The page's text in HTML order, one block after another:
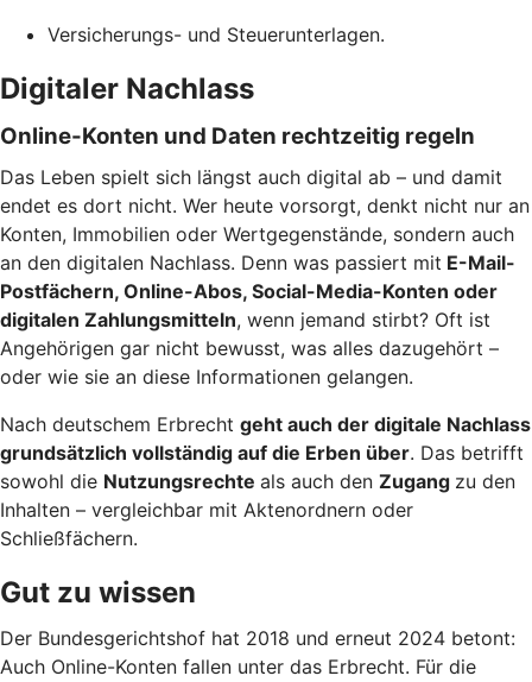
Versicherungs- und Steuerunterlagen.
Digitaler Nachlass
Online-Konten und Daten rechtzeitig regeln
Das Leben spielt sich längst auch digital ab – und damit
endet es dort nicht. Wer heute vorsorgt, denkt nicht nur an
Konten, Immobilien oder Wertgegenstände, sondern auch
an den digitalen Nachlass. Denn was passiert mit E-Mail-
Postfächern, Online-Abos, Social-Media-Konten oder
digitalen Zahlungsmitteln, wenn jemand stirbt? Oft ist
Angehörigen gar nicht bewusst, was alles dazugehört –
oder wie sie an diese Informationen gelangen.
Nach deutschem Erbrecht geht auch der digitale Nachlass
grundsätzlich vollständig auf die Erben über. Das betrifft
sowohl die Nutzungsrechte als auch den Zugang zu den
Inhalten – vergleichbar mit Aktenordnern oder
Schließfächern.
Gut zu wissen
Der Bundesgerichtshof hat 2018 und erneut 2024 betont:
Auch Online-Konten fallen unter das Erbrecht. Für die